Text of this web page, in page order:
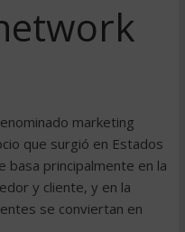
marketing
que surgió en Estados
basa principalmente en la
y cliente, y en la
se conviertan en